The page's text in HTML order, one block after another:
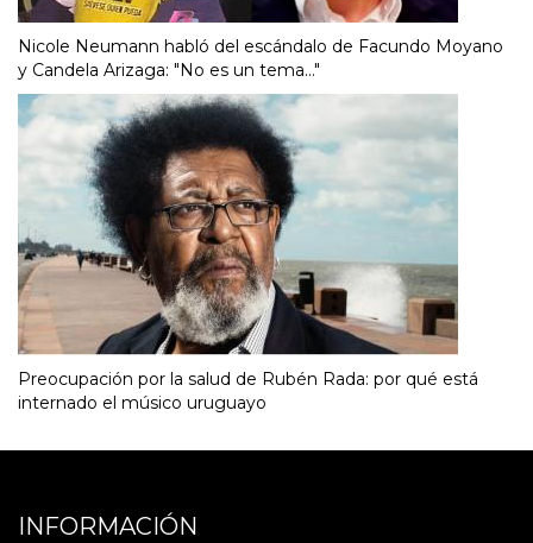
Nicole Neumann habló del escándalo de Facundo Moyano
y Candela Arizaga: "No es un tema..."
Preocupación por la salud de Rubén Rada: por qué está
internado el músico uruguayo
INFORMACIÓN